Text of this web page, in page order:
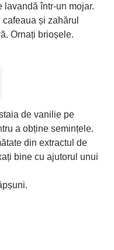
lavandă într-un mojar.
și zahărul
Ornați brioșele.
de vanilie pe
a obține semințele.
din extractul de
bine cu ajutorul unui